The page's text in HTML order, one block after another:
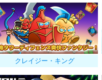
クレイジー・キング